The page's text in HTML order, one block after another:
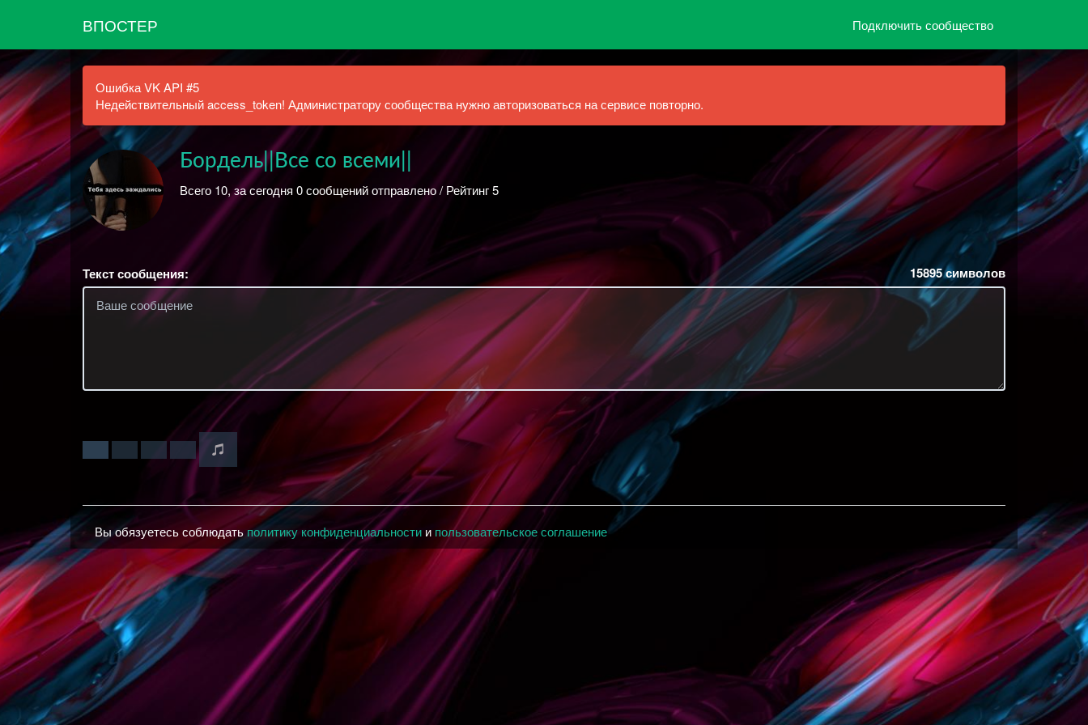
ВПОСТЕР Подключить сообщество
Ошибка VK API #5
Недействительный access_token! Администратору сообщества нужно авторизоваться на сервисе повторно.
Бордель||Все со всеми||
Всего 10, за сегодня 0 сообщений отправлено / Рейтинг 5
Текст сообщения: 15895символов
Вы обязуетесь соблюдатьполитику конфиденциальности и пользовательское соглашение